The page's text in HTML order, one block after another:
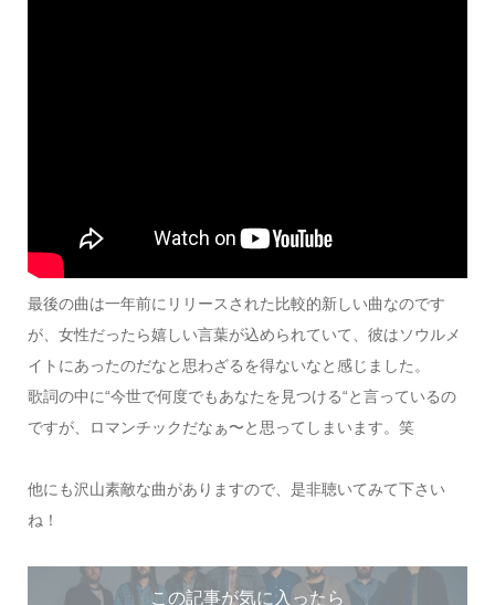
最後の曲は一年前にリリースされた比較的新しい曲なのです
が、女性だったら嬉しい言葉が込められていて、彼はソウルメ
イトにあったのだなと思わざるを得ないなと感じました。
歌詞の中に“今世で何度でもあなたを見つける“と言っているの
ですが、ロマンチックだなぁ〜と思ってしまいます。笑
他にも沢山素敵な曲がありますので、是非聴いてみて下さい
ね！
この記事が気に入ったら